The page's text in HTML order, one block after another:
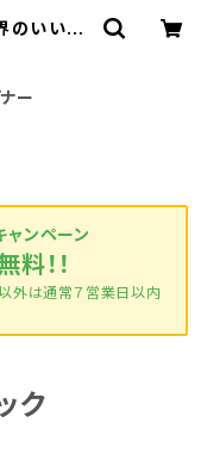
のいいも
ー
ャンペーン
！！
外は通常７営業日以内
ク